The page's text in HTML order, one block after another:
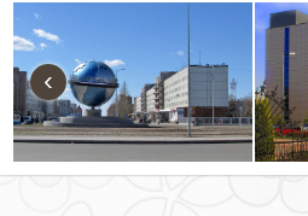
‹